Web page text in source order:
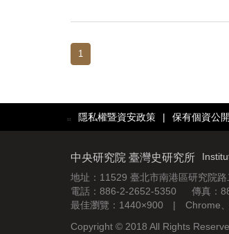
1
::: 隱私權暨資安政策 | 保有個資公
中央研究院 臺灣史研究所
地址：11529 臺北市南港區研究院
電話：886-2-2652-5350 傳真：
最佳瀏覽：1440×900 | Chrome、
Copyright © 2018 All Rights